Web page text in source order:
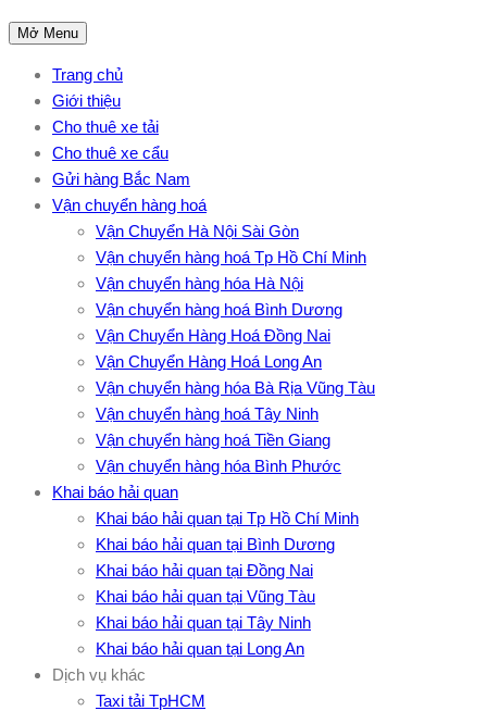
Mở Menu
Trang chủ
Giới thiệu
Cho thuê xe tải
Cho thuê xe cẩu
Gửi hàng Bắc Nam
Vận chuyển hàng hoá
Vận Chuyển Hà Nội Sài Gòn
Vận chuyển hàng hoá Tp Hồ Chí Minh
Vận chuyển hàng hóa Hà Nội
Vận chuyển hàng hoá Bình Dương
Vận Chuyển Hàng Hoá Đồng Nai
Vận Chuyển Hàng Hoá Long An
Vận chuyển hàng hóa Bà Rịa Vũng Tàu
Vận chuyển hàng hoá Tây Ninh
Vận chuyển hàng hoá Tiền Giang
Vận chuyển hàng hóa Bình Phước
Khai báo hải quan
Khai báo hải quan tại Tp Hồ Chí Minh
Khai báo hải quan tại Bình Dương
Khai báo hải quan tại Đồng Nai
Khai báo hải quan tại Vũng Tàu
Khai báo hải quan tại Tây Ninh
Khai báo hải quan tại Long An
Dịch vụ khác
Taxi tải TpHCM